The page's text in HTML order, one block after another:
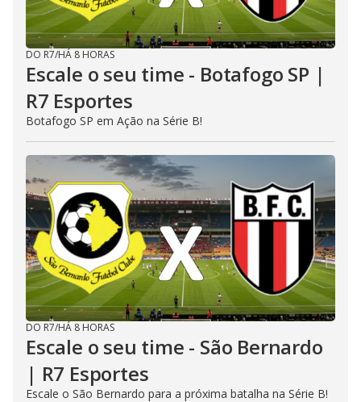
DO R7/HÁ 8 HORAS
Escale o seu time - Botafogo SP |
R7 Esportes
Botafogo SP em Ação na Série B!
DO R7/HÁ 8 HORAS
Escale o seu time - São Bernardo
| R7 Esportes
Escale o São Bernardo para a próxima batalha na Série B!